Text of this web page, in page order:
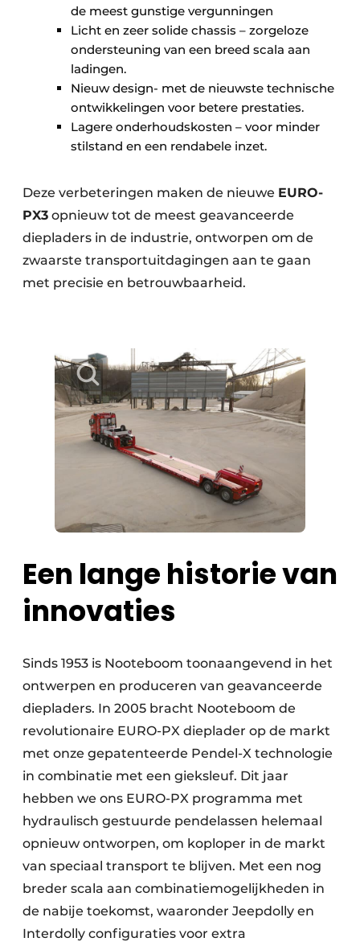
de meest gunstige vergunningen
Licht en zeer solide chassis – zorgeloze
ondersteuning van een breed scala aan
ladingen.
Nieuw design- met de nieuwste technische
ontwikkelingen voor betere prestaties.
Lagere onderhoudskosten – voor minder
stilstand en een rendabele inzet.
Deze verbeteringen maken de nieuwe EURO-
PX3 opnieuw tot de meest geavanceerde
diepladers in de industrie, ontworpen om de
zwaarste transportuitdagingen aan te gaan
met precisie en betrouwbaarheid.
Een lange historie van
innovaties
Sinds 1953 is Nooteboom toonaangevend in het
ontwerpen en produceren van geavanceerde
diepladers. In 2005 bracht Nooteboom de
revolutionaire EURO-PX dieplader op de markt
met onze gepatenteerde Pendel-X technologie
in combinatie met een gieksleuf. Dit jaar
hebben we ons EURO-PX programma met
hydraulisch gestuurde pendelassen helemaal
opnieuw ontworpen, om koploper in de markt
van speciaal transport te blijven. Met een nog
breder scala aan combinatiemogelijkheden in
de nabije toekomst, waaronder Jeepdolly en
Interdolly configuraties voor extra